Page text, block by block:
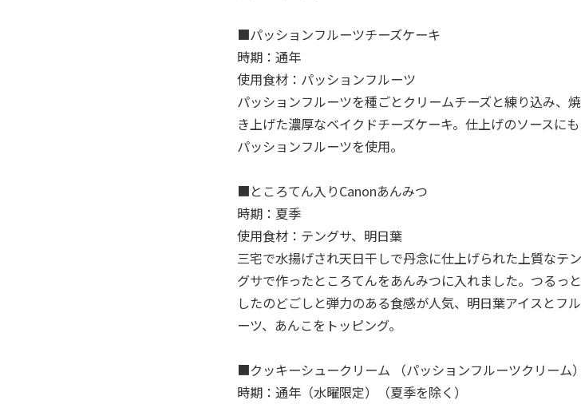
■パッションフルーツチーズケーキ
時期：通年
使用食材：パッションフルーツ
パッションフルーツを種ごとクリームチーズと練り込み、焼
き上げた濃厚なベイクドチーズケーキ。仕上げのソースにも
パッションフルーツを使用。
■ところてん入りCanonあんみつ
時期：夏季
使用食材：テングサ、明日葉
三宅で水揚げされ天日干しで丹念に仕上げられた上質なテン
グサで作ったところてんをあんみつに入れました。つるっと
したのどごしと弾力のある食感が人気、明日葉アイスとフル
ーツ、あんこをトッピング。
■クッキーシュークリーム （パッションフルーツクリーム）
時期：通年（水曜限定）（夏季を除く）